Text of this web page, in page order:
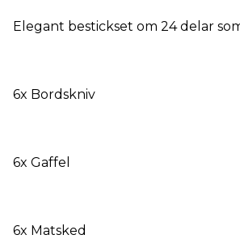
Elegant bestickset om 24 delar
6x Bordskniv
6x Gaffel
6x Matsked